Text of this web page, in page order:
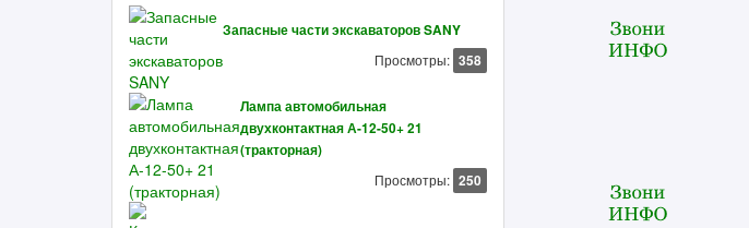
Запасные части экскаваторов SANY
Просмотры: 358
Лампа автомобильная
двухконтактная А-12-50+ 21
(тракторная)
Просмотры: 250